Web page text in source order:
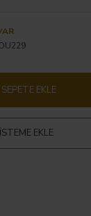
SEPETE EKLE
EKLE